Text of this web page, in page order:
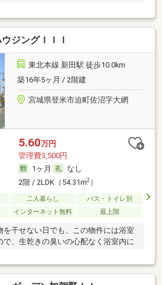
ジングＩＩＩ
東北本線 新田駅 徒歩10.0km
築16年5ヶ月 / 2階建
宮城県登米市迫町佐沼字大網
5.60万円
管理費3,500円
1ヶ月
なし
2階 / 2LDK（54.31m2）
二人暮らし
バス・トイレ別
インターネット無料 最上階
を干せない日でも、この物件には浴室
で、生乾きの臭いの心配なく浴室内に